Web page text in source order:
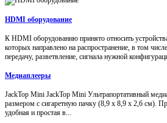
HDMI оборудование
К HDMI оборудованию принято относить
которых направлено на распространение, в том
передачу, разветвление, сигнала нужной
Медиаплееры
JackTop Mini JackTop Mini Ультрапортативный
размером с сигаретную пачку (8,9 x 8,9 x 2,6 см).
удобная и простая в...